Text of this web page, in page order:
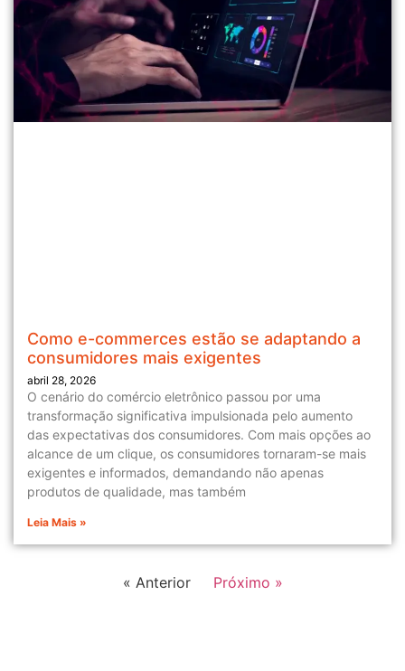
Como e-commerces estão se adaptando a
consumidores mais exigentes
abril 28, 2026
O cenário do comércio eletrônico passou por uma
transformação significativa impulsionada pelo aumento
das expectativas dos consumidores. Com mais opções ao
alcance de um clique, os consumidores tornaram-se mais
exigentes e informados, demandando não apenas
produtos de qualidade, mas também
Leia Mais »
« Anterior Próximo »